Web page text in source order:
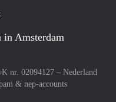
in Amsterdam
nr. 02094127 – Nederland
& nep-accounts